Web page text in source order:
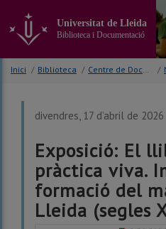
contingut
principal
Universitat de Lleida
Biblioteca i Documentació
Inici / Biblioteca / Centre de Documentació Europea (CDE) /
divendres, 17 d’abril de 2026
Exposició: El
pràctica viva.
formació del
Lleida (segles